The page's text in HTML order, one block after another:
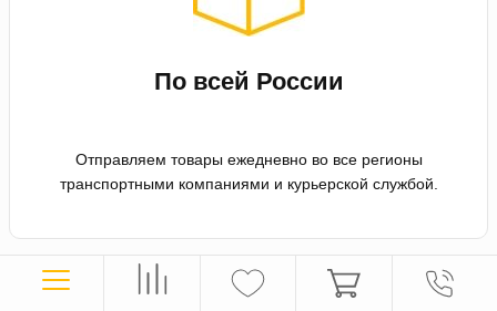
По всей России
Отправляем товары ежедневно во все регионы
транспортными компаниями и курьерской службой.
Оплата